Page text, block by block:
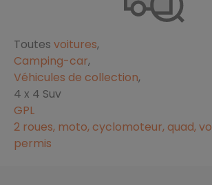
Toutes voitures,
Camping-car,
Véhicules de collection,
4 x 4 Suv
GPL
2 roues, moto, cyclomoteur, quad,
permis